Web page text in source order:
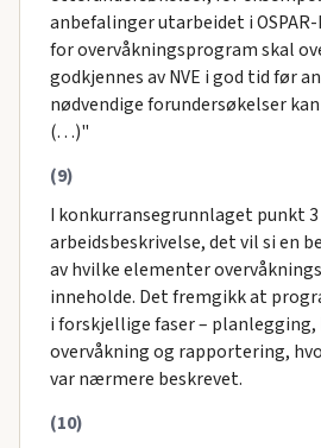
anbefalinger utarbeidet i
for overvåkningsprogram skal
godkjennes av NVE i god tid før
nødvendige forundersøkelser
(…)"
(9)
I konkurransegrunnlaget punkt
arbeidsbeskrivelse, det vil si en
av hvilke elementer
inneholde. Det fremgikk at
i forskjellige faser –
overvåkning og rapportering,
var nærmere beskrevet.
(10)